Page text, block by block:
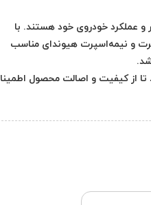
ظاهر و عملکرد خودروی خود هستند. با
و نیمه‌اسپرت هیوندای مناسب
معتبر خرید کنید تا از کیفیت و اصالت محصول